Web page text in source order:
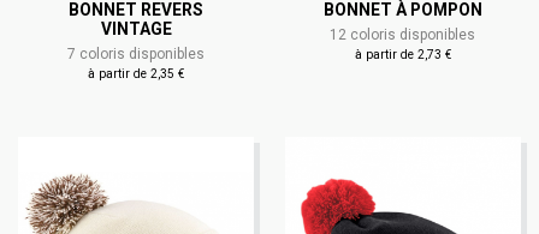
BONNET REVERS
VINTAGE
7 coloris disponibles
à partir de 2,35 €
BONNET À POMPON
12 coloris disponibles
à partir de 2,73 €